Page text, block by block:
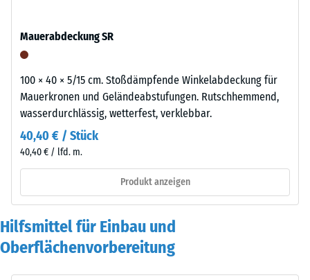
Mauerabdeckung SR
100 × 40 × 5/15 cm. Stoßdämpfende Winkelabdeckung für
Mauerkronen und Geländeabstufungen. Rutschhemmend,
wasserdurchlässig, wetterfest, verklebbar.
40,40 € / Stück
40,40 € / lfd. m.
Produkt anzeigen
Hilfsmittel für Einbau und
Oberflächenvorbereitung